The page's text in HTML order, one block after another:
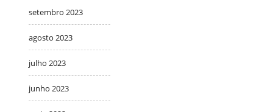
setembro 2023
agosto 2023
julho 2023
junho 2023